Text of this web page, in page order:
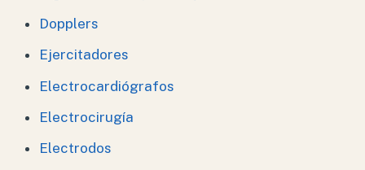
Dopplers
Ejercitadores
Electrocardiógrafos
Electrocirugía
Electrodos